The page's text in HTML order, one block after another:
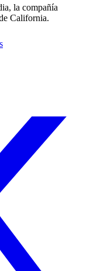
la compañía
California.